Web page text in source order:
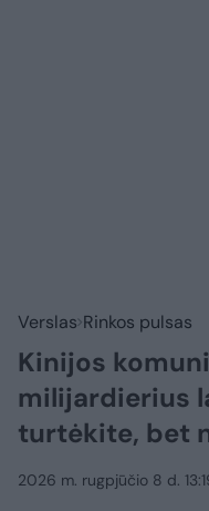
Verslas Rinkos pulsas
Kinijos
milijardierius
turtėkite, bet
2026 m. rugpjūčio 8 d.